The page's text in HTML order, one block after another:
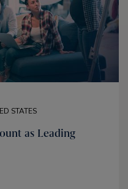
STATES
as Leading